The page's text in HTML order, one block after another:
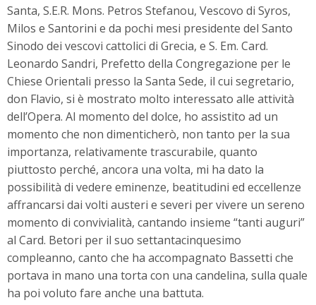
Santa, S.E.R. Mons. Petros Stefanou, Vescovo di Syros,
Milos e Santorini e da pochi mesi presidente del Santo
Sinodo dei vescovi cattolici di Grecia, e S. Em. Card.
Leonardo Sandri, Prefetto della Congregazione per le
Chiese Orientali presso la Santa Sede, il cui segretario,
don Flavio, si è mostrato molto interessato alle attività
dell’Opera. Al momento del dolce, ho assistito ad un
momento che non dimenticherò, non tanto per la sua
importanza, relativamente trascurabile, quanto
piuttosto perché, ancora una volta, mi ha dato la
possibilità di vedere eminenze, beatitudini ed eccellenze
affrancarsi dai volti austeri e severi per vivere un sereno
momento di convivialità, cantando insieme “tanti auguri”
al Card. Betori per il suo settantacinquesimo
compleanno, canto che ha accompagnato Bassetti che
portava in mano una torta con una candelina, sulla quale
ha poi voluto fare anche una battuta.